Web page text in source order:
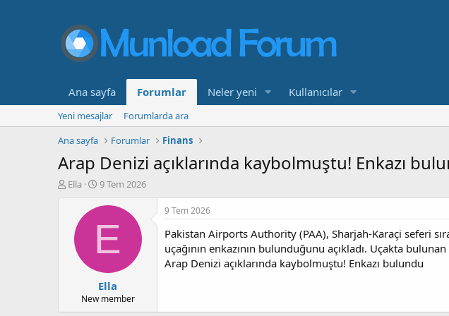
Ana sayfa Forumlar Neler yeni Kullanıcılar
Yeni mesajlar
Forumlarda ara
Ana sayfa
Forumlar Finans
Arap Denizi açıklarında kaybolmuştu! Enkazı
K
l
Ella
B
ş
a
n
ı
ç
t
a
9 Tem 2026
E
Ella
New member
9 Tem 2026
Pakistan Airports Authority (PAA), Sharjah-Karaçi seferi
uçağının enkazının bulunduğunu açıkladı. Uçakta
Arap Denizi açıklarında kaybolmuştu! Enkazı bulundu